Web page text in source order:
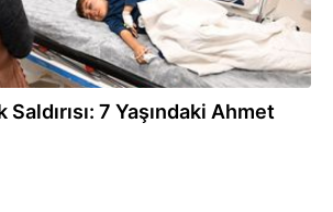
7 Yaşındaki Ahmet